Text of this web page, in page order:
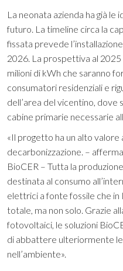
La neonata azienda ha già le
futuro. La timeline circa la
fissata prevede
2026. La prospettiva al
milioni di kWh che saranno
consumatori residenziali e
dell’area del vicentino, dove
cabine primarie necessarie
«Il progetto ha un alto valore
decarbonizzazione. –
BioCER – Tutta la
destinata al consumo
elettrici a fonte fossile che in
totale, ma non solo. Grazie
fotovoltaici, le soluzioni
di abbattere ulteriormente
nell’ambiente».